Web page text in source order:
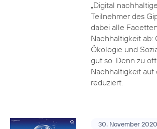
„Digital
Teilnehmer des
dabei alle
Nachhaltigkeit ab:
Ökologie und
gut so. Denn zu
Nachhaltigkeit auf
reduziert.
30. November 2020